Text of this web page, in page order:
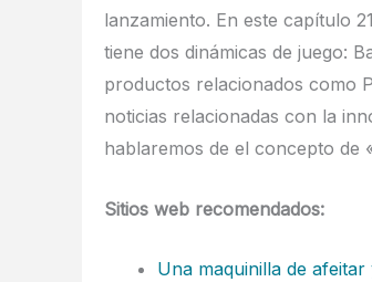
lanzamiento. En este capítulo
tiene dos dinámicas de juego:
productos relacionados como
noticias relacionadas con la
hablaremos de el concepto de
Sitios web recomendados:
Una maquinilla de